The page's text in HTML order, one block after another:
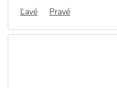
Ľavé Pravé